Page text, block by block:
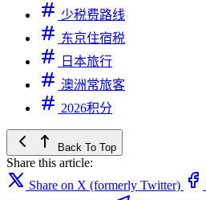
少税费路线
东京住宿税
日本旅行
澳洲常旅客
2026积分
Back To Top
Share this article:
Share on X (formerly Twitter)